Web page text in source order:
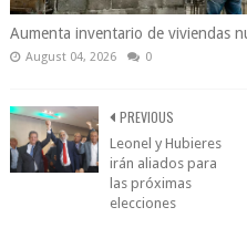
Aumenta inventario de viviendas
August 04, 2026 0
PREVIOUS
Leonel y Hubieres
irán aliados para
las próximas
elecciones